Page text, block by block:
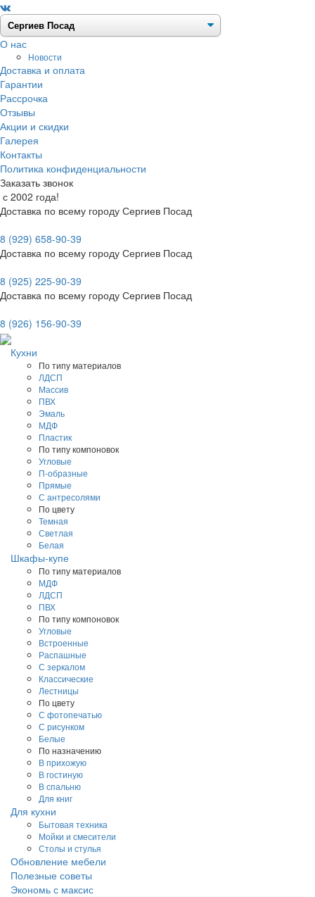
О нас
Новости
Доставка и оплата
Гарантии
Рассрочка
Отзывы
Акции и скидки
Галерея
Контакты
Политика конфиденциальности
Заказать звонок
с 2002 года!
Доставка по всему городу Сергиев Посад
8 (929) 658-90-39
Доставка по всему городу Сергиев Посад
8 (925) 225-90-39
Доставка по всему городу Сергиев Посад
8 (926) 156-90-39
Кухни
По типу материалов
ЛДСП
Массив
ПВХ
Эмаль
МДФ
Пластик
По типу компоновок
Угловые
П-образные
Прямые
С антресолями
По цвету
Темная
Светлая
Белая
Шкафы-купе
По типу материалов
МДФ
ЛДСП
ПВХ
По типу компоновок
Угловые
Встроенные
Распашные
С зеркалом
Классические
Лестницы
По цвету
С фотопечатью
С рисунком
Белые
По назначению
В прихожую
В гостиную
В спальню
Для книг
Для кухни
Бытовая техника
Мойки и смесители
Столы и стулья
Обновление мебели
Полезные советы
Экономь с максис